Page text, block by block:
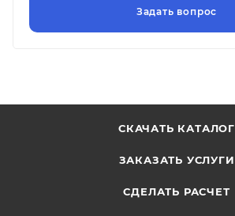
СКАЧАТЬ КАТАЛОГ
ЗАКАЗАТЬ УСЛУГИ
СДЕЛАТЬ РАСЧЕТ